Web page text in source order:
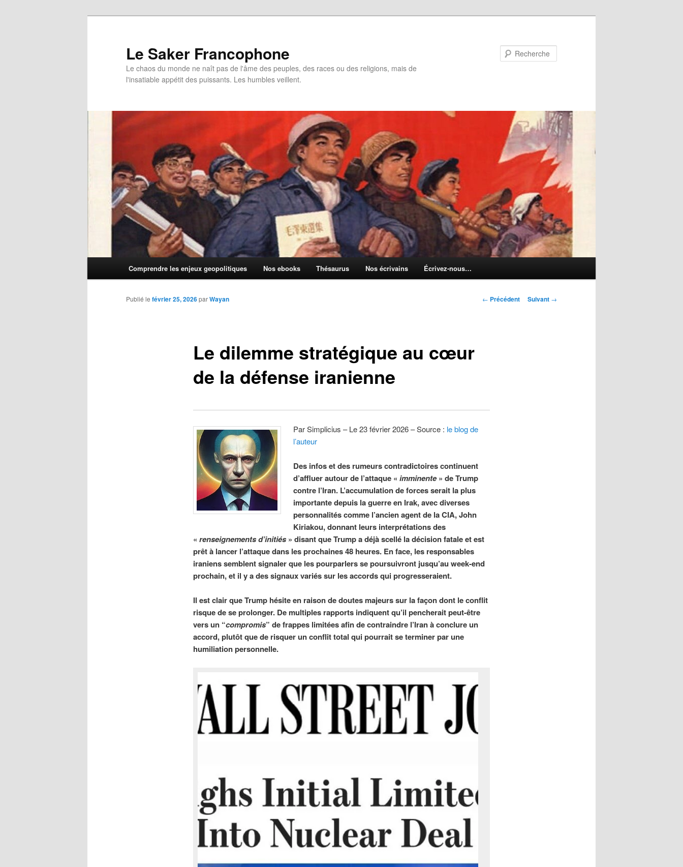
Le Saker Francophone
Le chaos du monde ne naît pas de l'âme des peuples, des races ou des religions, mais de
l'insatiable appétit des puissants. Les humbles veillent.
Comprendre les enjeux geopolitiques Nos ebooks Thésaurus Nos écrivains Écrivez-nous…
Navigation
← Précédent Suivant →
Le dilemme stratégique au cœur
de la défense iranienne
Publié le février 25, 2026parWayan
Par Simplicius – Le 23 février 2026 – Source : le blog de
l’auteur
Des infos et des rumeurs contradictoires continuent
d’affluer autour de l’attaque «imminente» de Trump
contre l’Iran. L’accumulation de forces serait la plus
importante depuis la guerre en Irak, avec diverses
personnalités comme l’ancien agent de la CIA, John
Kiriakou, donnant leurs interprétations des
« renseignements d’initiés» disant que Trump a déjà scellé la décision fatale et est
prêt à lancer l’attaque dans les prochaines 48 heures. En face, les responsables
iraniens semblent signaler que les pourparlers se poursuivront jusqu’au week-end
prochain, et il y a des signaux variés sur les accords qui progresseraient.
Il est clair que Trump hésite en raison de doutes majeurs sur la façon dont le conflit
risque de se prolonger. De multiples rapports indiquent qu’il pencherait peut-être
vers un “compromis” de frappes limitées afin de contraindre l’Iran à conclure un
accord, plutôt que de risquer un conflit total qui pourrait se terminer par une
humiliation personnelle.